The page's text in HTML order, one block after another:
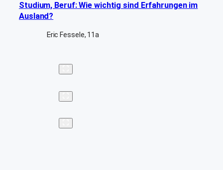
Studium, Beruf: Wie wichtig sind Erfahrungen im
Ausland?
Eric Fessele, 11a